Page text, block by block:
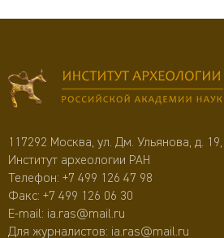
117292 Москва, ул. Дм. Ульянова, д. 19,
Институт археологии РАН
Телефон: +7 499 126 47 98
Факс: +7 499 126 06 30
E-mail: ia.ras@mail.ru
Для журналистов: ia.ras@mail.ru